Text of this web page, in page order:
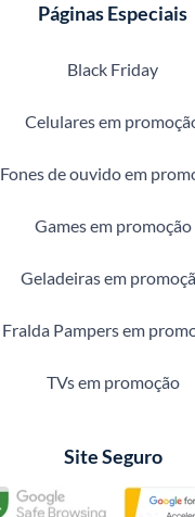
Páginas Especiais
Black Friday
Celulares em
Fones de ouvido em
Games em promoção
Geladeiras em
Fralda Pampers em
TVs em promoção
Site Seguro